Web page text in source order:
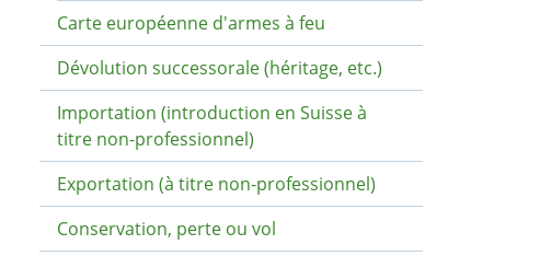
Carte européenne d'armes à feu
Dévolution successorale (héritage, etc.)
Importation (introduction en Suisse à
titre non-professionnel)
Exportation (à titre non-professionnel)
Conservation, perte ou vol